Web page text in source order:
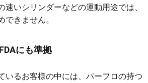
速いシリンダーなどの運動用途では、
きません。
にも準拠
いるお客様の中には、パーフロの持つ